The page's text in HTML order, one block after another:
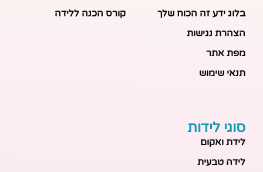
בלוג ידע זה הכוח שלך
הצהרת נגישות
מפת אתר
תנאי שימוש
קורס הכנה ללידה
סוגי לידות
לידת ואקום
לידה טבעית